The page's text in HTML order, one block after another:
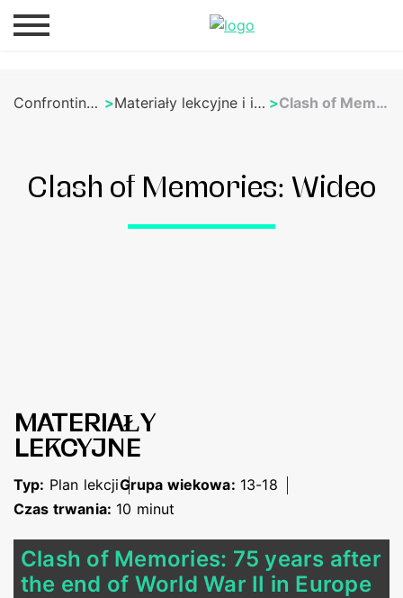
Confronting Memories > Materiały lekcyjne i innych konfliktach > Clash of Memories: Wideo
Clash of Memories: Wideo
MATERIAŁY
LEKCYJNE
Typ: Plan lekcjiGrupa wiekowa: 13-18
Czas trwania: 10 minut
Clash of Memories: 75 years after
the end of World War II in Europe